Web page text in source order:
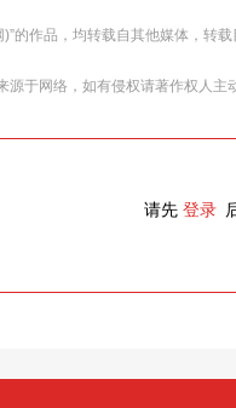
的作品，均转载自其他媒体，转
于网络，如有侵权请著作权人主
请先 登录